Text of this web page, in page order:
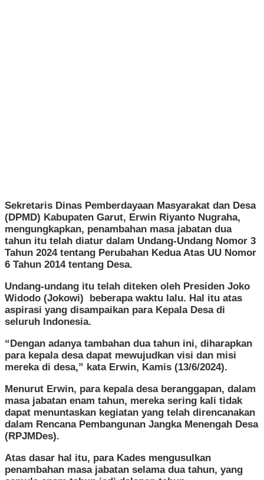
Sekretaris Dinas Pemberdayaan Masyarakat dan Desa
(DPMD) Kabupaten Garut, Erwin Riyanto Nugraha,
mengungkapkan, penambahan masa jabatan dua
tahun itu telah diatur dalam Undang-Undang Nomor 3
Tahun 2024 tentang Perubahan Kedua Atas UU Nomor
6 Tahun 2014 tentang Desa.
Undang-undang itu telah diteken oleh Presiden Joko
Widodo (Jokowi) beberapa waktu lalu. Hal itu atas
aspirasi yang disampaikan para Kepala Desa di
seluruh Indonesia.
“Dengan adanya tambahan dua tahun ini, diharapkan
para kepala desa dapat mewujudkan visi dan misi
mereka di desa,” kata Erwin, Kamis (13/6/2024).
Menurut Erwin, para kepala desa beranggapan, dalam
masa jabatan enam tahun, mereka sering kali tidak
dapat menuntaskan kegiatan yang telah direncanakan
dalam Rencana Pembangunan Jangka Menengah Desa
(RPJMDes).
Atas dasar hal itu, para Kades mengusulkan
penambahan masa jabatan selama dua tahun, yang